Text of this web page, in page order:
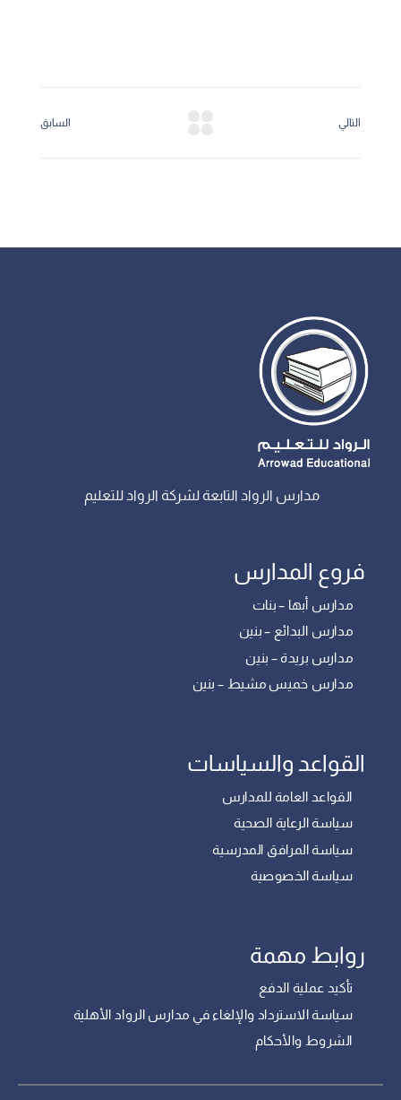
السابق التالي
مدارس الرواد التابعة لشركة الرواد للتعليم
فروع المدارس
مدارس أبها – بنات
مدارس البدائع – بنين
مدارس بريدة – بنين
مدارس خميس مشيط – بنين
القواعد والسياسات
القواعد العامة للمدارس
سياسة الرعاية الصحية
سياسة المرافق المدرسية
سياسة الخصوصية
روابط مهمة
تأكيد عملية الدفع
سياسة الاسترداد والإلغاء في مدارس الرواد الأهلية
الشروط والأحكام